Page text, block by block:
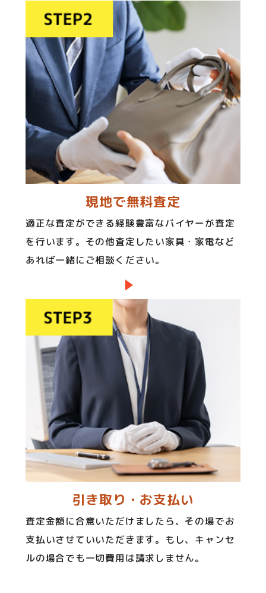
現地で無料査定
適正な査定ができる経験豊富なバイヤーが査定
を行います。その他査定したい家具・家電など
あれば一緒にご相談ください。
引き取り・お支払い
査定金額に合意いただけましたら、その場でお
支払いさせていいただきます。もし、キャンセ
ルの場合でも一切費用は請求しません。